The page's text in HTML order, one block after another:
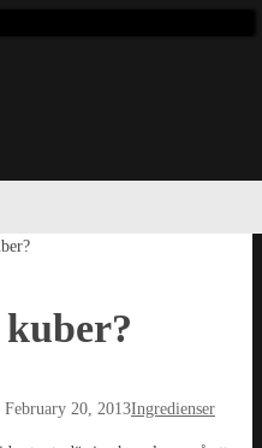
February 20, 2013Ingredienser